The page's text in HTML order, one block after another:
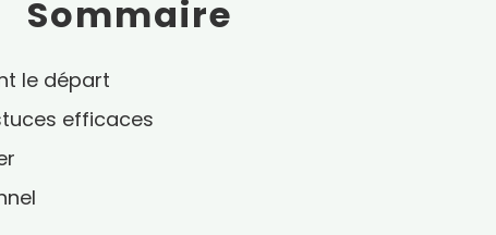
Sommaire
le départ
efficaces